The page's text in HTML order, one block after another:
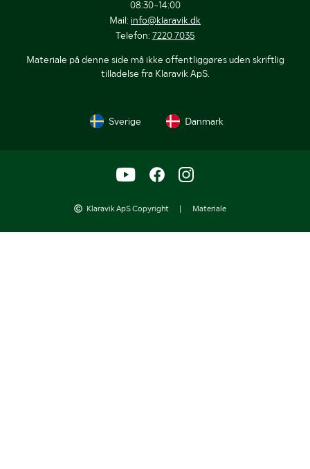
08:30-14:00
Mail: info@klaravik.dk
Telefon: 7220 7035
Materiale på denne side må ikke offentliggøres uden skriftlig
tilladelse fra Klaravik ApS.
Sverige Danmark
Klaravik ApS Copyright | Materiale